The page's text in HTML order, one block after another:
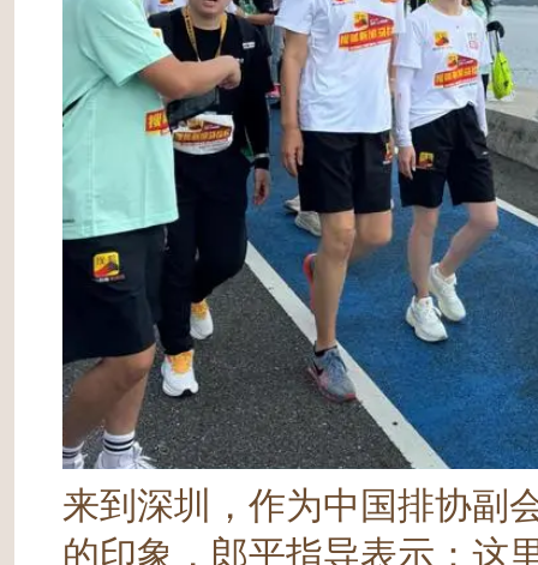
来到深圳，作为中国排协副
的印象，郎平指导表示：这